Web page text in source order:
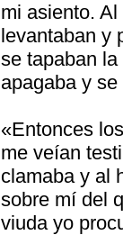
mi asiento.
levantaban y
se tapaban
apagaba y
«Entonces
me veían
clamaba y al
sobre mí del
viuda yo